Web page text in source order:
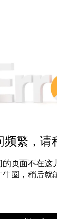
频繁，请
的页面不在这
牛圈，稍后就